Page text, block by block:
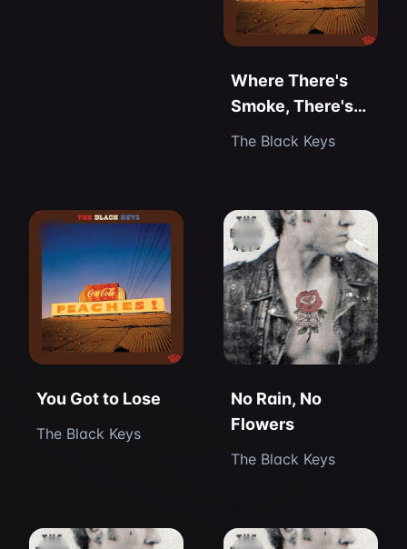
Where There's
Smoke, There's
Fire
The Black Keys
You Got to Lose
The Black Keys
No Rain, No
Flowers
The Black Keys